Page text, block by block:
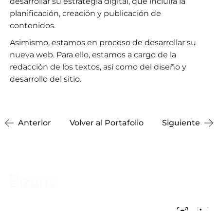
planificación, creación y publicación de
contenidos.
Asimismo, estamos en proceso de desarrollar su
nueva web. Para ello, estamos a cargo de la
redacción de los textos, así como del diseño y
desarrollo del sitio.
Anterior Volver al Portafolio Siguiente